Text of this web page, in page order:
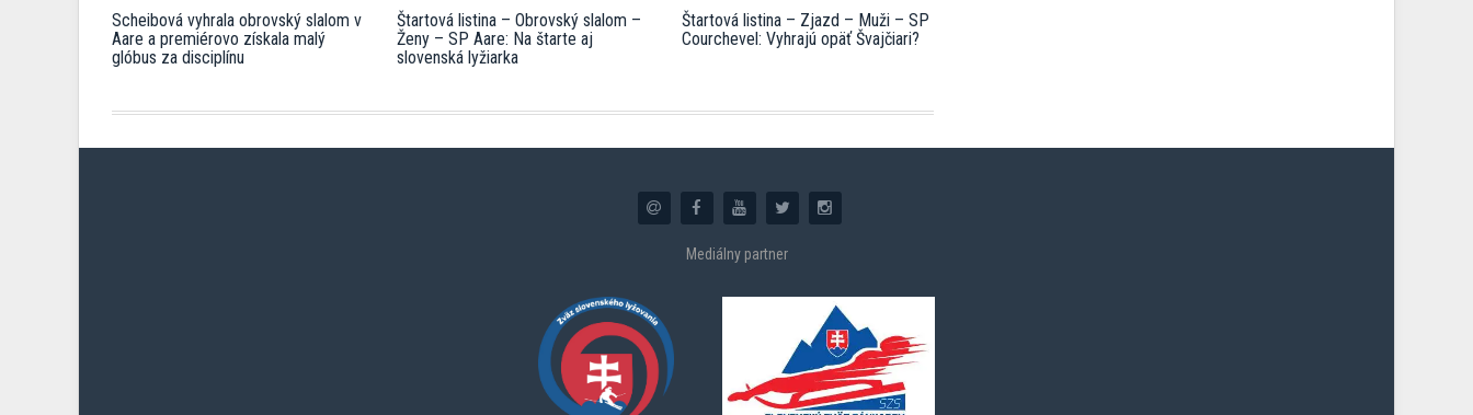
Scheibová vyhrala obrovský slalom v
Aare a premiérovo získala malý
glóbus za disciplínu
Štartová listina – Obrovský slalom –
Ženy – SP Aare: Na štarte aj
slovenská lyžiarka
Štartová listina – Zjazd – Muži – SP
Courchevel: Vyhrajú opäť Švajčiari?
Mediálny partner